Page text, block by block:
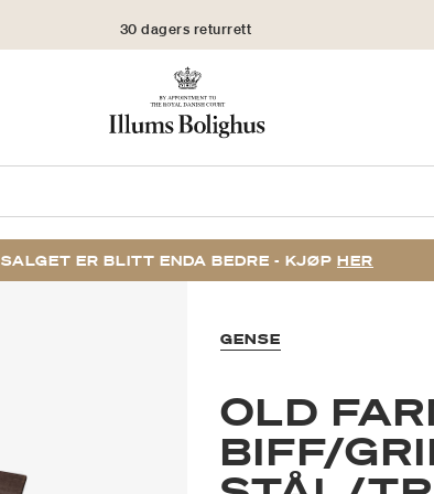
30 dagers returrett
SALGET ER BLITT ENDA BEDRE - KJØP HER
GENSE
OLD
BIFF/